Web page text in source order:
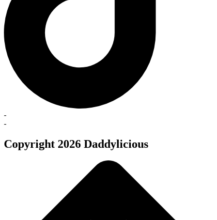
-
-
Copyright 2026 Daddylicious